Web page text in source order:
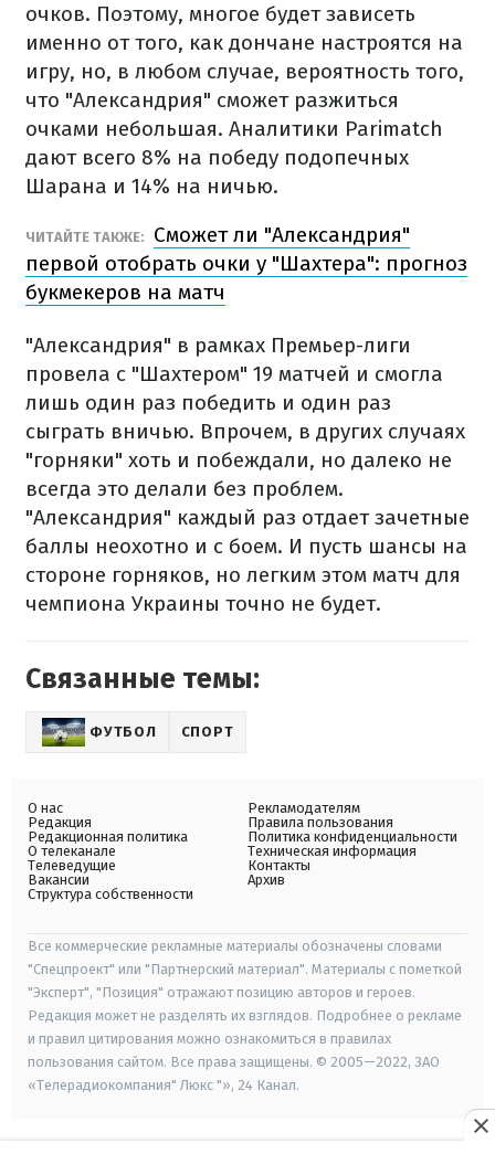
очков. Поэтому, многое будет зависеть
именно от того, как дончане настроятся на
игру, но, в любом случае, вероятность того,
что "Александрия" сможет разжиться
очками небольшая. Аналитики Parimatch
дают всего 8% на победу подопечных
Шарана и 14% на ничью.
ЧИТАЙТЕ ТАКЖЕ:
Сможет ли "Александрия"
первой отобрать очки у "Шахтера": прогноз
букмекеров на матч
"Александрия" в рамках Премьер-лиги
провела с "Шахтером" 19 матчей и смогла
лишь один раз победить и один раз
сыграть вничью. Впрочем, в других случаях
"горняки" хоть и побеждали, но далеко не
всегда это делали без проблем.
"Александрия" каждый раз отдает зачетные
баллы неохотно и с боем. И пусть шансы на
стороне горняков, но легким этом матч для
чемпиона Украины точно не будет.
Связанные темы:
ФУТБОЛ СПОРТ
О нас
Редакция
Редакционная политика
О телеканале
Телеведущие
Вакансии
Структура собственности
Рекламодателям
Правила пользования
Политика конфиденциальности
Техническая информация
Контакты
Архив
Все коммерческие рекламные материалы обозначены словами
"Спецпроект" или "Партнерский материал". Материалы с пометкой
"Эксперт", "Позиция" отражают позицию авторов и героев.
Редакция может не разделять их взглядов. Подробнее о рекламе
и правил цитирования можно ознакомиться в правилах
пользования сайтом. Все права защищены. © 2005—2022, ЗАО
«Телерадиокомпания" Люкс "», 24 Канал.